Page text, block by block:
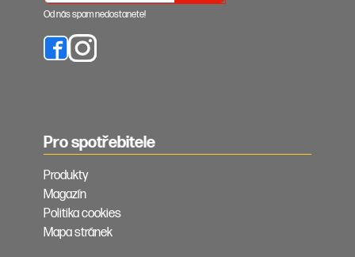
Pro spotřebitele
Produkty
Magazín
Politika cookies
Mapa stránek
Od nás spam nedostanete!